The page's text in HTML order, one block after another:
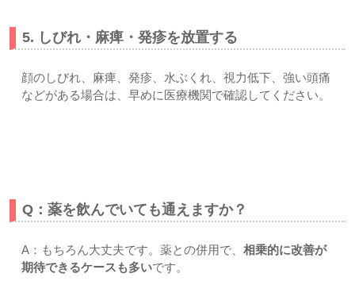
5. しびれ・麻痺・発疹を放置する
顔のしびれ、麻痺、発疹、水ぶくれ、視力低下、強い頭痛
などがある場合は、早めに医療機関で確認してください。
Q：薬を飲んでいても通えますか？
A：もちろん大丈夫です。薬との併用で、 相乗的に改善が
期待できるケースも多いです。